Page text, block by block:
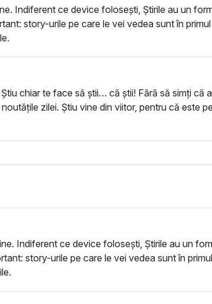
Indiferent ce device folosești, Știrile au un
story-urile pe care le vei vedea sunt în
chiar te face să știi… că știi! Fără să simți că
zilei. Știu vine din viitor, pentru că este
Indiferent ce device folosești, Știrile au un
story-urile pe care le vei vedea sunt în